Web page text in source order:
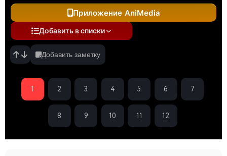
Приложение AniMedia
Добавить в списки
Добавить заметку
1 2 3 4 5 6 7
8 9 10 11 12